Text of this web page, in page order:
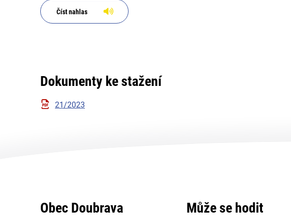
Číst nahlas
Dokumenty ke stažení
21/2023
Obec Doubrava Může se hodit